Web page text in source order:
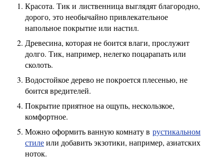
Красота. Тик и лиственница выглядят благородно,
дорого, это необычайно привлекательное
напольное покрытие или настил.
Древесина, которая не боится влаги, прослужит
долго. Тик, например, нелегко поцарапать или
сколоть.
Водостойкое дерево не покроется плесенью, не
боится вредителей.
Покрытие приятное на ощупь, нескользкое,
комфортное.
Можно оформить ванную комнату в рустикальном
стилеили добавить экзотики, например, азиатских
ноток.